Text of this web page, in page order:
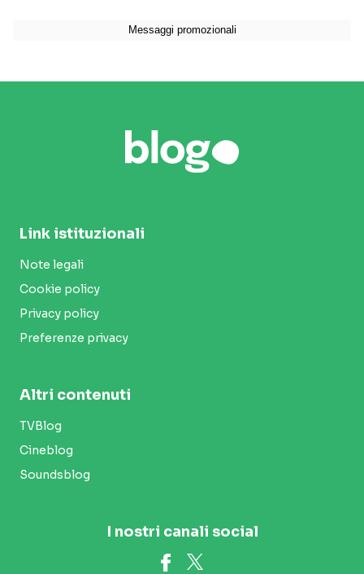
Link istituzionali
Note legali
Cookie policy
Privacy policy
Preferenze privacy
Altri contenuti
TVBlog
Cineblog
Soundsblog
I nostri canali social